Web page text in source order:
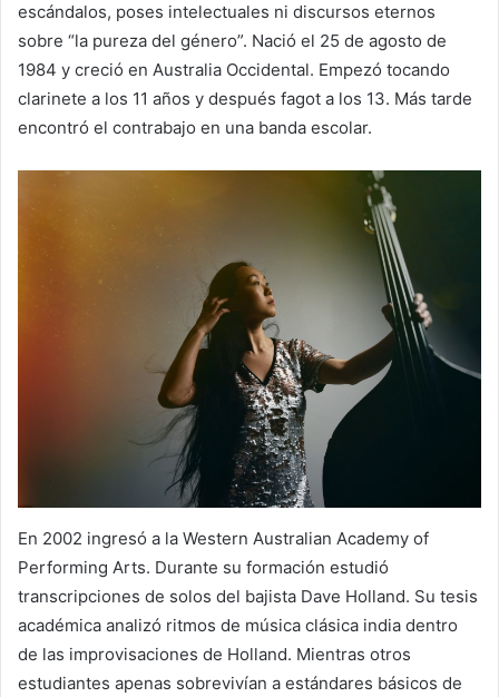
escándalos, poses intelectuales ni discursos eternos
sobre “la pureza del género”. Nació el 25 de agosto de
1984 y creció en Australia Occidental. Empezó tocando
clarinete a los 11 años y después fagot a los 13. Más tarde
encontró el contrabajo en una banda escolar.
En 2002 ingresó a la Western Australian Academy of
Performing Arts. Durante su formación estudió
transcripciones de solos del bajista Dave Holland. Su tesis
académica analizó ritmos de música clásica india dentro
de las improvisaciones de Holland. Mientras otros
estudiantes apenas sobrevivían a estándares básicos de